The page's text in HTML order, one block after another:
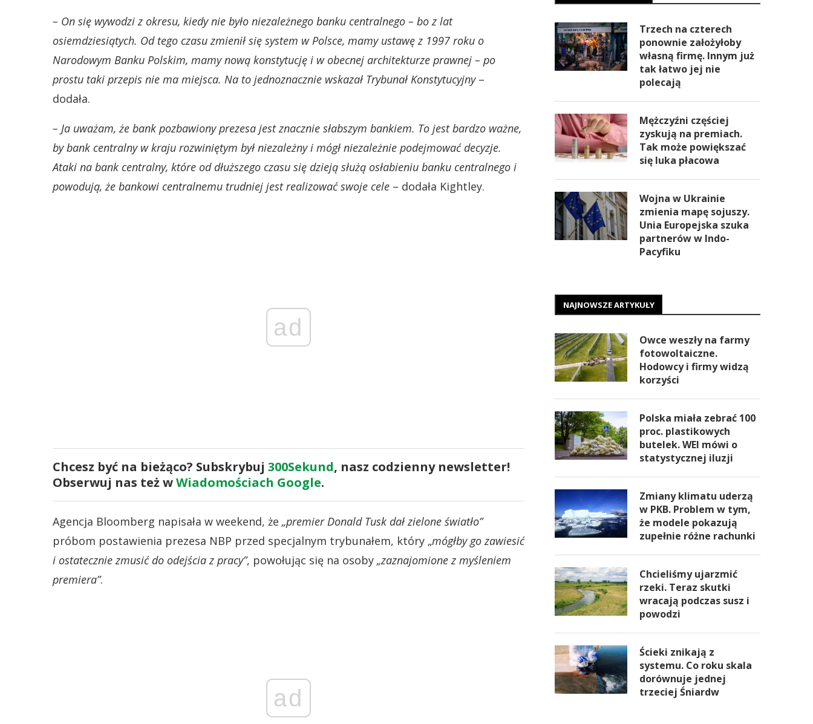
– On się wywodzi z okresu, kiedy nie było niezależnego banku centralnego – bo z lat
osiemdziesiątych. Od tego czasu zmienił się system w Polsce, mamy ustawę z 1997 roku o
Narodowym Banku Polskim, mamy nową konstytucję i w obecnej architekturze prawnej – po
prostu taki przepis nie ma miejsca. Na to jednoznacznie wskazał Trybunał Konstytucyjny –
dodała.
– Ja uważam, że bank pozbawiony prezesa jest znacznie słabszym bankiem. To jest bardzo ważne,
by bank centralny w kraju rozwiniętym był niezależny i mógł niezależnie podejmować decyzje.
Ataki na bank centralny, które od dłuższego czasu się dzieją służą osłabieniu banku centralnego i
powodują, że bankowi centralnemu trudniej jest realizować swoje cele – dodała Kightley.
ad
Chcesz być na bieżąco? Subskrybuj 300Sekund, nasz codzienny newsletter!
Obserwuj nas też wWiadomościach Google.
Agencja Bloomberg napisała w weekend, że „premier Donald Tusk dał zielone światło”
próbom postawienia prezesa NBP przed specjalnym trybunałem, który „mógłby go zawiesić
i ostatecznie zmusić do odejścia z pracy”, powołując się na osoby „zaznajomione z myśleniem
premiera”.
ad
Trzech na czterech
ponownie założyłoby
własną firmę. Innym już
tak łatwo jej nie
polecają
Mężczyźni częściej
zyskują na premiach.
Tak może powiększać
się luka płacowa
Wojna w Ukrainie
zmienia mapę sojuszy.
Unia Europejska szuka
partnerów w Indo-
Pacyfiku
NAJNOWSZE ARTYKUŁY
Owce weszły na farmy
fotowoltaiczne.
Hodowcy i firmy widzą
korzyści
Polska miała zebrać 100
proc. plastikowych
butelek. WEI mówi o
statystycznej iluzji
Zmiany klimatu uderzą
w PKB. Problem w tym,
że modele pokazują
zupełnie różne rachunki
Chcieliśmy ujarzmić
rzeki. Teraz skutki
wracają podczas susz i
powodzi
Ścieki znikają z
systemu. Co roku skala
dorównuje jednej
trzeciej Śniardw